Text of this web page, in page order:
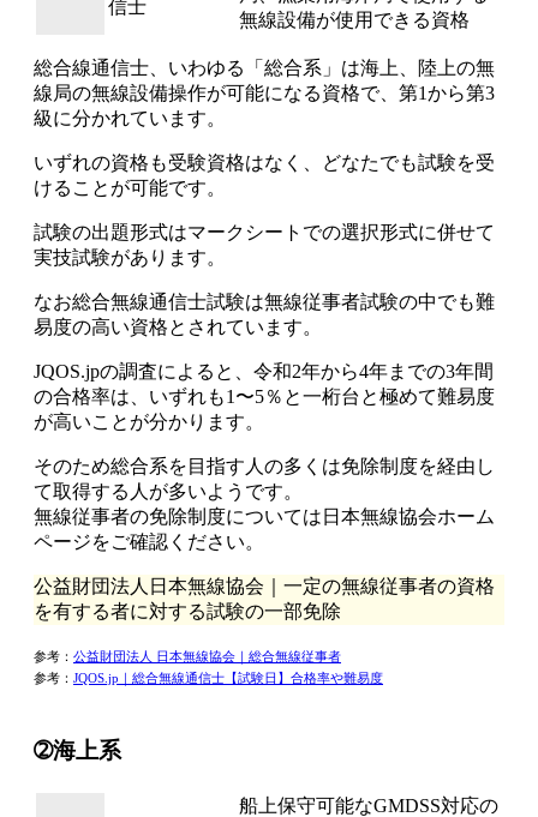
信士
無線設備が使用できる資格
総合線通信士、 いわゆる「総合系」は海上、陸上の無
線局の無線設備操作が可能になる資格で、第1から第3
級に分かれています。
いずれの資格も受験資格はなく、
どなたでも試験を受
けることが可能です。
試験の出題形式はマークシートでの選択形式に併せて
実技試験があります。
なお総合無線通信士試験は無線従事者試験の中でも難
易度の高い資格とされています。
JQOS.jpの調査によると、令和2年から4年までの3年間
の合格率は、 いずれも1〜5％と一桁台と極めて難易度
が高いことが分かります。
そのため総合系を目指す人の多くは免除制度を経由し
て取得する人が多いようです。
無線従事者の免除制度については日本無線協会ホーム
ページをご確認ください。
公益財団法人日本無線協会｜一定の無線従事者の資格
を有する者に対する試験の一部免除
参考： 公益財団法人 日本無線協会｜総合無線従事者
参考： JQOS.jp｜総合無線通信士【試験日】合格率や難易度
➁海上系
船上保守可能なGMDSS対応の